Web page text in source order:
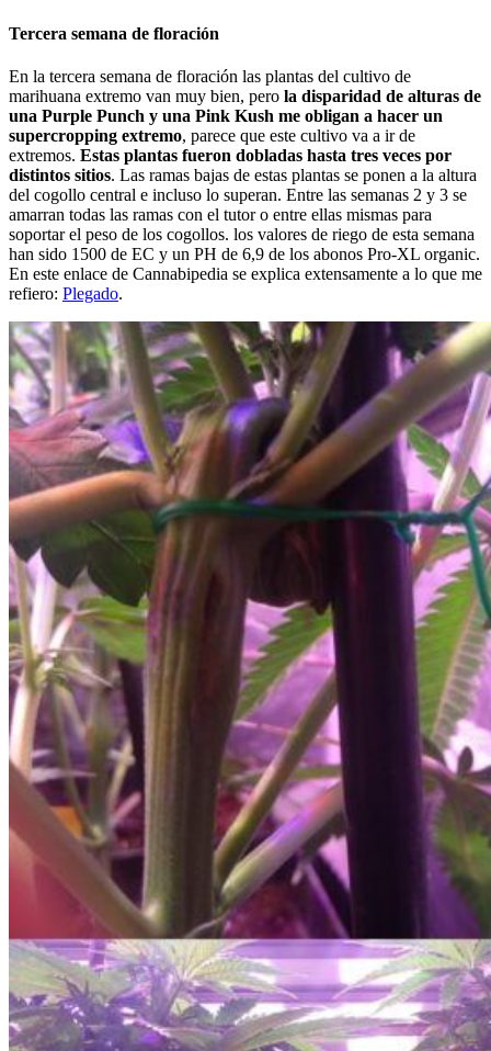
Tercera semana de floración
En la tercera semana de floración las plantas del cultivo de
marihuana extremo van muy bien, pero la disparidad de alturas de
una Purple Punch y una Pink Kush me obligan a hacer un
supercropping extremo, parece que este cultivo va a ir de
extremos. Estas plantas fueron dobladas hasta tres veces por
distintos sitios. Las ramas bajas de estas plantas se ponen a la altura
del cogollo central e incluso lo superan. Entre las semanas 2 y 3 se
amarran todas las ramas con el tutor o entre ellas mismas para
soportar el peso de los cogollos. los valores de riego de esta semana
han sido 1500 de EC y un PH de 6,9 de los abonos Pro-XL organic.
En este enlace de Cannabipedia se explica extensamente a lo que me
refiero: Plegado.